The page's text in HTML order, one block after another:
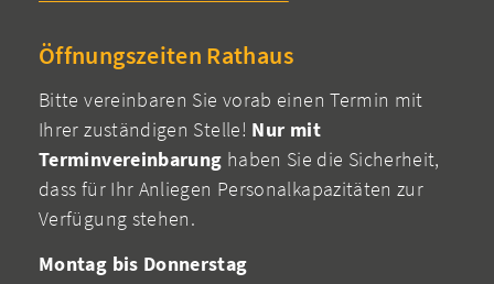
Öffnungszeiten Rathaus
Bitte vereinbaren Sie vorab einen Termin mit
Ihrer zuständigen Stelle! Nur mit
Terminvereinbarung haben Sie die Sicherheit,
dass für Ihr Anliegen Personalkapazitäten zur
Verfügung stehen.
Montag bis Donnerstag